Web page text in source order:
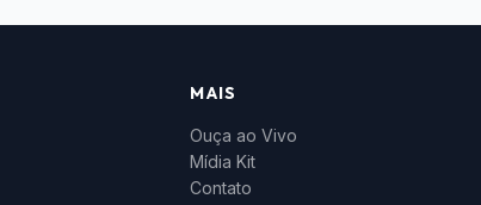
MAIS
Ouça ao Vivo
Mídia Kit
Contato